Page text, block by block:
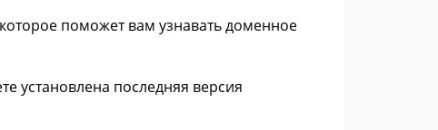
поможет вам узнавать доменное
установлена последняя версия